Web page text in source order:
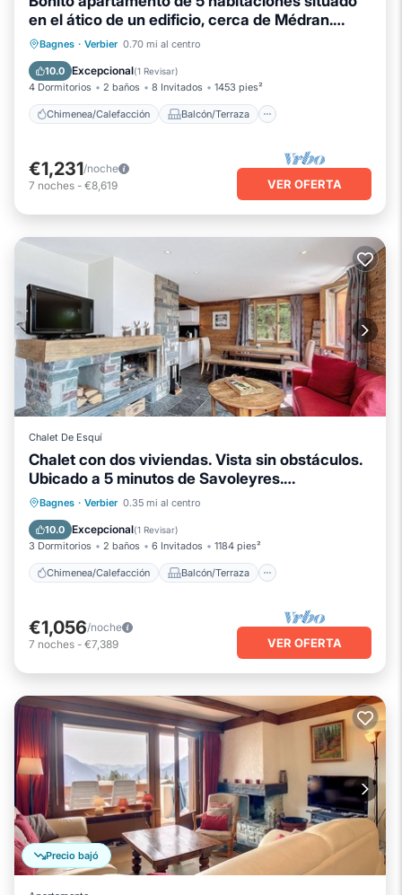
en el ático de un edificio, cerca de Médran.
Composit
Bagnes · Verbier 0.70 mi al centro
10.0 Excepcional(1 Revisar)
4 Dormitorios 2 baños 8 Invitados 1453 pies²
Chimenea/Calefacción Balcón/Terraza
Chimenea/Calefacción
Cocina
Aparcamiento
€1,231/noche
7 noches - €8,619 VER OFERTA
Chalet De Esquí
Chalet con dos viviendas. Vista sin obstáculos.
Ubicado a 5 minutos de Savoleyres.
composición
Bagnes · Verbier 0.35 mi al centro
10.0 Excepcional(1 Revisar)
3 Dormitorios 2 baños 6 Invitados 1184 pies²
Chimenea/Calefacción Balcón/Terraza
Chimenea/Calefacción
Cocina
Aparcamiento
€1,056/noche
7 noches - €7,389 VER OFERTA
Precio bajó